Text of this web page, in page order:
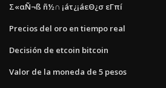
Σ«αÑ¬ß ñ½∩ ¡áτ¿¡áεΘ¿σ εΓπí
Precios del oro en tiempo real
Decisión de etcoin bitcoin
Valor de la moneda de 5 pesos